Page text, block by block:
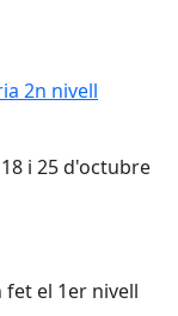
2n nivell
i 25 d'octubre
fet el 1er nivell